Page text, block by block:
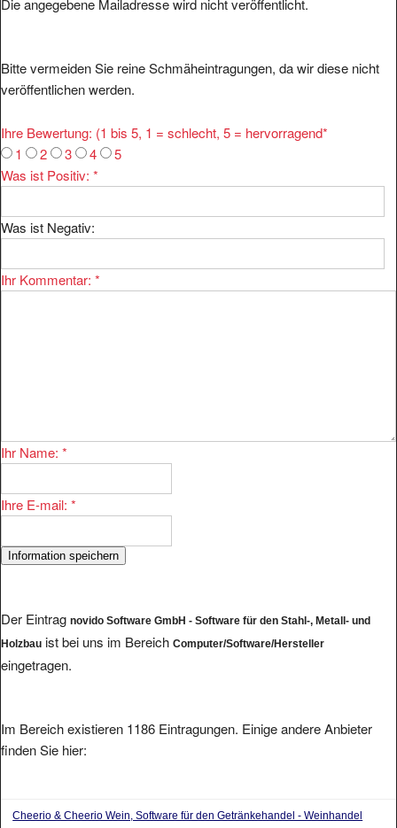
Die angegebene Mailadresse wird nicht veröffentlicht.
Bitte vermeiden Sie reine Schmäheintragungen, da wir diese nicht
veröffentlichen werden.
Ihre Bewertung: (1 bis 5, 1 = schlecht, 5 = hervorragend*
1
2 3 4
5
Was ist Positiv: *
Was ist Negativ:
Ihr Kommentar: *
Ihr Name: *
Ihre E-mail: *
Der Eintrag novido Software GmbH - Software für den Stahl-, Metall- und
Holzbau ist bei uns im Bereich Computer/Software/Hersteller
eingetragen.
Im Bereich existieren 1186 Eintragungen. Einige andere Anbieter
finden Sie hier:
Cheerio & Cheerio Wein, Software für den Getränkehandel - Weinhandel